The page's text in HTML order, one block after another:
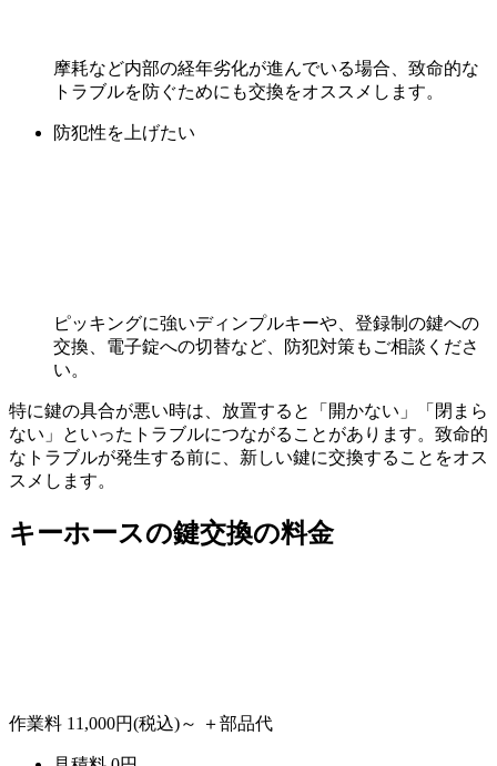
摩耗など内部の経年劣化が進んでいる場合、致命的な
トラブルを防ぐためにも交換をオススメします。
防犯性を上げたい
ピッキングに強いディンプルキーや、登録制の鍵への
交換、電子錠への切替など、防犯対策もご相談くださ
い。
特に鍵の具合が悪い時は、放置すると「開かない」「閉まら
ない」といったトラブルにつながることがあります。致命的
なトラブルが発生する前に、新しい鍵に交換することをオス
スメします。
キーホースの鍵交換の料金
作業料 11,000円(税込)～ ＋部品代